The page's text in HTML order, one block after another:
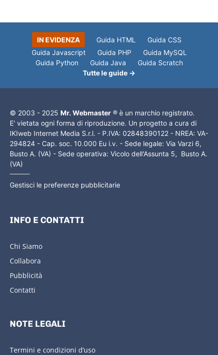
IN EVIDENZA Guida HTML
Guida CSS
Guida Javascript
Guida PHP
Guida MySQL
Guida Python
Guida Java
Guida Scratch
Tutte le guide →
© 2003 - 2025 Mr. Webmaster ® è un marchio registrato.
E' vietata ogni forma di riproduzione. Un progetto a cura di
IKIweb Internet Media S.r.l. - P.IVA: 02848390122 - NREA: VA-
294824 - Cap. soc. 10.000 Eu i.v. - Sede legale: Via Varzi 6,
Busto A. (VA) - Sede operativa: Vicolo dell'Assunta 5, Busto A.
(VA)
Gestisci le preferenze pubblicitarie
INFO E CONTATTI
Chi Siamo
Collabora
Pubblicità
Contatti
NOTE LEGALI
Termini e condizioni d’uso